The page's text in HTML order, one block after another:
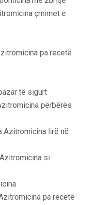
çmimet e
pa recetë
të sigurt
përbërës
Azitromicina lirë në
si
pa recetë